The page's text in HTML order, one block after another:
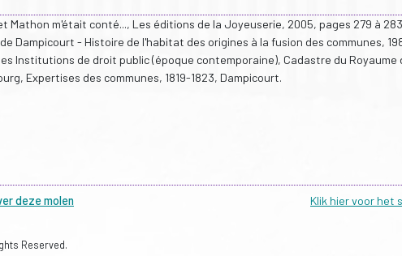
Mathon m'était conté..., Les éditions de la Joyeuserie, 2005, pages 279 à
Dampicourt - Histoire de l'habitat des origines à la fusion des communes,
Institutions de droit public (époque contemporaine), Cadastre du Royaume
Expertises des communes, 1819-1823, Dampicourt.
deze molen Klik hier voor het
Reserved.